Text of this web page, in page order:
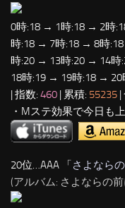
0時:18 → 1時:18 → 2時
時:18 → 7時:18 → 8時
時:20 → 13時:20 → 14
18時:19 → 19時:18 →
| 指数: 460 | 累積: 55235 |
・Mステ効果で今日も
20位…AAA 「さよなら
(アルバム: さよならの前